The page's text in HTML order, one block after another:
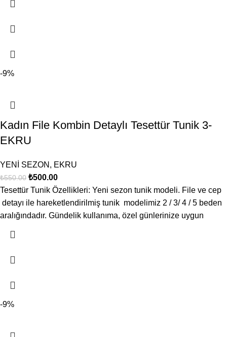
-9%
Kadın File Kombin Detaylı Tesettür Tunik 3-
EKRU
YENİ SEZON , EKRU
₺550.00 ₺500.00
Tesettür Tunik Özellikleri: Yeni sezon tunik modeli. File ve cep
detayı ile hareketlendirilmiş tunik modelimiz 2 / 3/ 4 / 5 beden
aralığındadır. Gündelik kullanıma, özel günlerinize uygun
-9%